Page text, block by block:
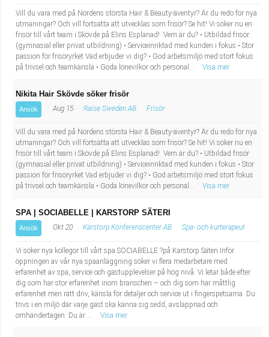
Vill du vara med på Nordens största Hair & Beauty-äventyr? Är du redo för nya
utmaningar? Och vill fortsätta att utvecklas som frisör? Se hit! Vi söker nu en
frisör till vårt team i Skövde på Elins Esplanad! Vem är du? • Utbildad frisör
(gymnasial eller privat utbildning) • Serviceinriktad med kunden i fokus • Stor
passion för frisöryrket Vad erbjuder vi dig? • God arbetsmiljö med stort fokus
på trivsel och teamkänsla • Goda lönevilkor och personal...
Visa mer
Nikita Hair Skövde söker frisör
Ansök Aug 15 Raise Sweden AB Frisör
Vill du vara med på Nordens största Hair & Beauty-äventyr? Är du redo för nya
utmaningar? Och vill fortsätta att utvecklas som frisör? Se hit! Vi söker nu en
frisör till vårt team i Skövde på Elins Esplanad! Vem är du? • Utbildad frisör
(gymnasial eller privat utbildning) • Serviceinriktad med kunden i fokus • Stor
passion för frisöryrket Vad erbjuder vi dig? • God arbetsmiljö med stort fokus
på trivsel och teamkänsla • Goda lönevilkor och personal...
Visa mer
SPA | SOCIABELLE | KARSTORP SÄTERI
Ansök Okt 20 Karstorp Konferenscenter AB Spa- och kurterapeut
Vi söker nya kollegor till vårt spa SOCIABELLE ?på Karstorp Säteri Inför
öppningen av vår nya spaanläggning söker vi flera medarbetare med
erfarenhet av spa, service och gästupplevelser på hög nivå. Vi letar både efter
dig som har stor erfarenhet inom branschen – och dig som har måttlig
erfarenhet men rätt driv, känsla för detaljer och service ut i fingerspetsarna. Du
trivs i en miljö där varje gäst ska känna sig sedd, avslappnad och
omhändertagen. Du är ...
Visa mer